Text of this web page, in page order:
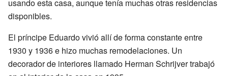
usando esta casa, aunque tenía muchas otras residencias
disponibles.
El príncipe Eduardo vivió allí de forma constante entre
1930 y 1936 e hizo muchas remodelaciones. Un
decorador de interiores llamado Herman Schrijver trabajó